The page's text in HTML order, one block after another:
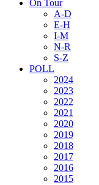
On Tour
A-D
E-H
I-M
N-R
S-Z
POLL
2024
2023
2022
2021
2020
2019
2018
2017
2016
2015